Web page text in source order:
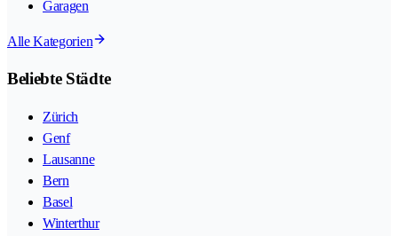
Garagen
Alle Kategorien
Beliebte Städte
Zürich
Genf
Lausanne
Bern
Basel
Winterthur